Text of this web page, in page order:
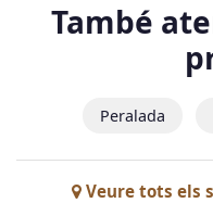
També
Peralada
Veure tots els